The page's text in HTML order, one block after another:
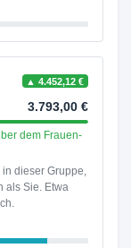
▲ 4.452,12 €
3.793,00 €
dem Frauen-
dieser Gruppe,
als Sie. Etwa